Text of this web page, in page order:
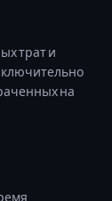
трат и
на